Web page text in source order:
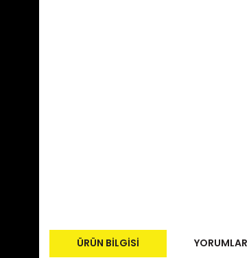
ÜRÜN BILGISI YORUMLAR